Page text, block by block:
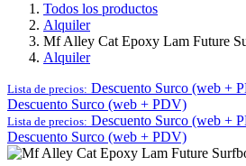
Todos los productos
Alquiler
Mf Alley Cat Epoxy Lam Future
Alquiler
Lista de precios: Descuento Surco (web +
Descuento Surco (web + PDV)
Lista de precios: Descuento Surco (web +
Descuento Surco (web + PDV)